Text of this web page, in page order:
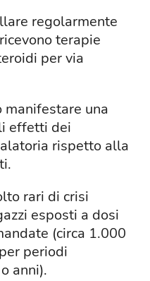
regolarmente
terapie
per via
una
effetti dei
rispetto alla
rari di crisi
esposti a dosi
(circa 1.000
periodi
anni).